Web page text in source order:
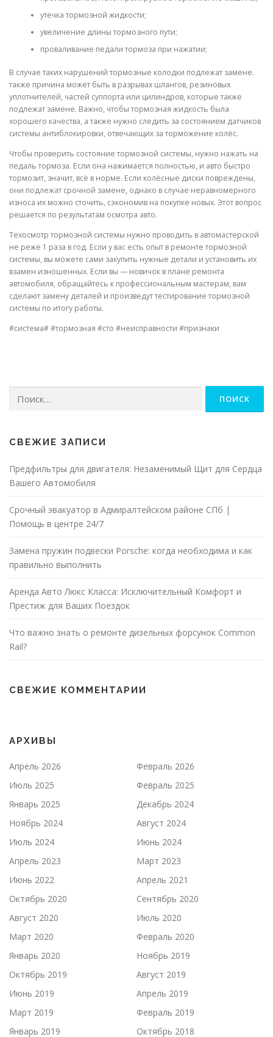
утечка тормозной жидкости;
увеличение длины тормозного пути;
проваливание педали тормоза при нажатии;
В случае таких нарушений тормозные колодки подлежат замене.
также причина может быть в разрывах шлангов, резиновых
уплотнителей, частей суппорта или цилиндров, которые также
подлежат замене. Важно, чтобы тормозная жидкость была
хорошего качества, а также нужно следить за состоянием датчиков
системы антиблокировки, отвечающих за торможение колёс.
Чтобы проверить состояние тормозной системы, нужно нажать на
педаль тормоза. Если она нажимается полностью, и авто быстро
тормозит, значит, всё в норме. Если колёсные диски повреждены,
они подлежат срочной замене, однако в случае неравномерного
износа их можно сточить, сэкономив на покупке новых. Этот вопрос
решается по результатам осмотра авто.
Техосмотр тормозной системы нужно проводить в автомастерской
не реже 1 раза в год. Если у вас есть опыт в ремонте тормозной
системы, вы можете сами закупить нужные детали и установить их
взамен изношенных. Если вы — новичок в плане ремонта
автомобиля, обращайтесь к профессиональным мастерам, вам
сделают замену деталей и произведут тестирование тормозной
системы по итогу работы.
#система# #тормозная #сто #неисправности #признаки
СВЕЖИЕ ЗАПИСИ
Предфильтры для двигателя: Незаменимый Щит для Сердца
Вашего Автомобиля
Срочный эвакуатор в Адмиралтейском районе СПб |
Помощь в центре 24/7
Замена пружин подвески Porsche: когда необходима и как
правильно выполнить
Аренда Авто Люкс Класса: Исключительный Комфорт и
Престиж для Ваших Поездок
Что важно знать о ремонте дизельных форсунок Common
Rail?
СВЕЖИЕ КОММЕНТАРИИ
АРХИВЫ
Апрель 2026
Февраль 2026
Июль 2025
Февраль 2025
Январь 2025
Декабрь 2024
Ноябрь 2024
Август 2024
Июль 2024
Июнь 2024
Апрель 2023
Март 2023
Июнь 2022
Апрель 2021
Октябрь 2020
Сентябрь 2020
Август 2020
Июль 2020
Март 2020
Февраль 2020
Январь 2020
Ноябрь 2019
Октябрь 2019
Август 2019
Июнь 2019
Апрель 2019
Март 2019
Февраль 2019
Январь 2019
Октябрь 2018